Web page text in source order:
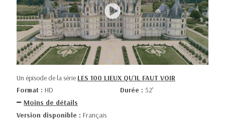
Un épisode de la série LES 100 LIEUX QU'IL FAUT VOIR
Format : HD Durée : 52’
Moins de détails
Version disponible : Français